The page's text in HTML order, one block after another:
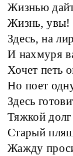
Жизнью
Жизнь, увы!
Здесь, на
И нахмуря
Хочет петь
Но поет
Здесь
Тяжкой долг
Старый
Жажду